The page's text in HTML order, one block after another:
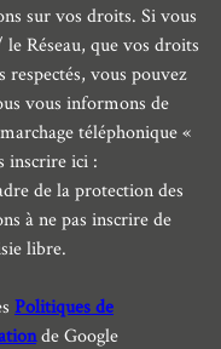
sur vos droits. Si vous
Réseau, que vos droits
vous pouvez
vous informons de
téléphonique «
inscrire ici :
de la protection des
à ne pas inscrire de
libre.
Politiques de
de Google